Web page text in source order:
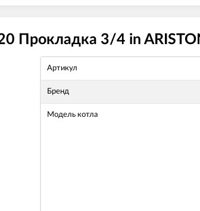
Прокладка 3/4 in
Артикул
Бренд
Модель котла